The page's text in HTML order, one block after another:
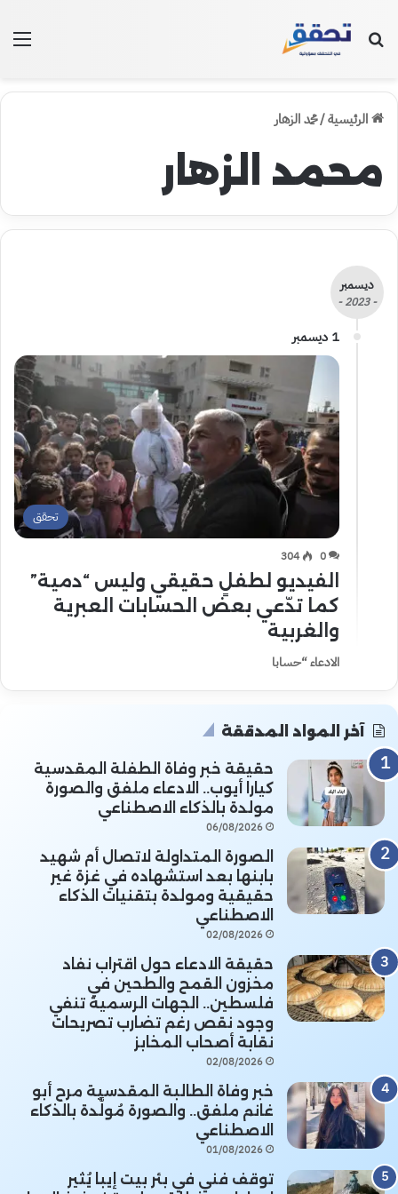
بحث عن
الرئيسية/محمد الزهار
محمد الزهار
ديسمبر
- 2023 -
1 ديسمبر
تحقق
0
304
الفيديو لطفلٍ حقيقي وليس “دمية”
كما تدّعي بعض الحسابات العبرية
والغربية
الادعاء “حسابا
آخر المواد المدققة
حقيقة خبر وفاة الطفلة المقدسية
كيارا أيوب.. الادعاء ملفق والصورة
مولدة بالذكاء الاصطناعي
06/08/2026
الصورة المتداولة لاتصال أم شهيد
بابنها بعد استشهاده في غزة غير
حقيقية ومولدة بتقنيات الذكاء
الاصطناعي
02/08/2026
حقيقة الادعاء حول اقتراب نفاد
مخزون القمح والطحين في
فلسطين.. الجهات الرسمية تنفي
وجود نقص رغم تضارب تصريحات
نقابة أصحاب المخابز
02/08/2026
خبر وفاة الطالبة المقدسية مرح أبو
غانم ملفق.. والصورة مُولَّدة بالذكاء
الاصطناعي
01/08/2026
توقف فني في بئر بيت إيبا يُثير